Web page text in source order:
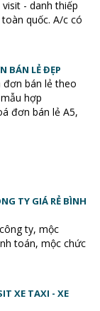
- danh thiếp
quốc. A/c có
BÁN LẺ ĐẸP
đơn bán lẻ theo
hợp
đơn bán lẻ A5,
TY GIÁ RẺ BÌNH
ty, mộc
toán, mộc chức
XE TAXI - XE